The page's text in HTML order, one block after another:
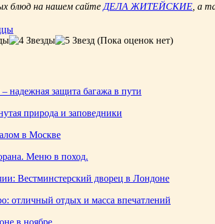
блюд на нашем сайте ДЕЛА ЖИТЕЙСКИЕ , а
(Пока оценок нет)
защита багажа в пути
природа и заповедники
в Москве
Меню в поход.
Вестминстерский дворец в Лондоне
отличный отдых и масса впечатлений
в ноябре